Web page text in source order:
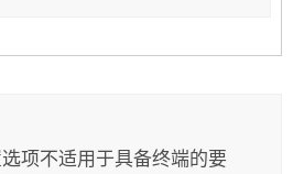
项不适用于具备终端的要